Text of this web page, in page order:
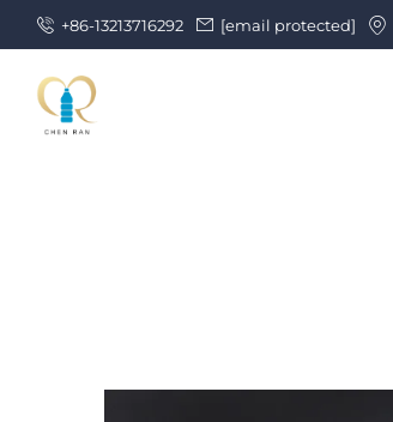
+86-13213716292 [email protected]